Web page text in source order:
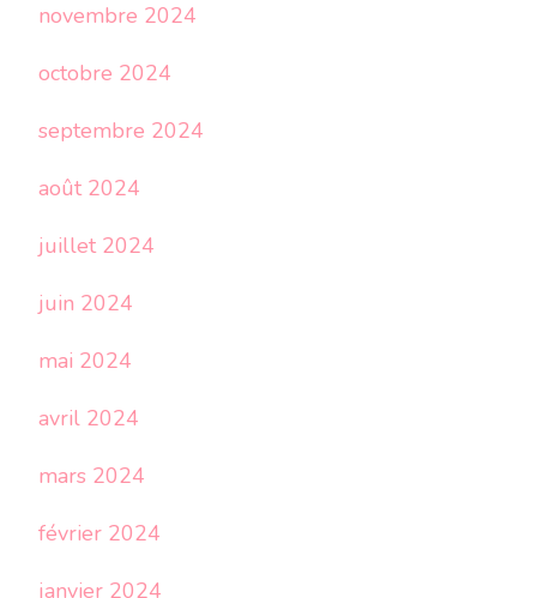
novembre 2024
octobre 2024
septembre 2024
août 2024
juillet 2024
juin 2024
mai 2024
avril 2024
mars 2024
février 2024
janvier 2024